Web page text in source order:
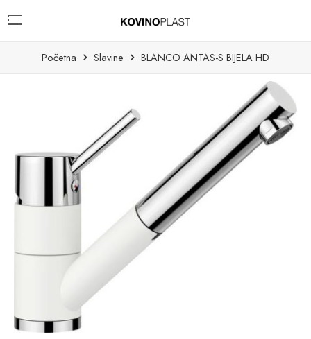
Početna Slavine BLANCO ANTAS-S BIJELA HD